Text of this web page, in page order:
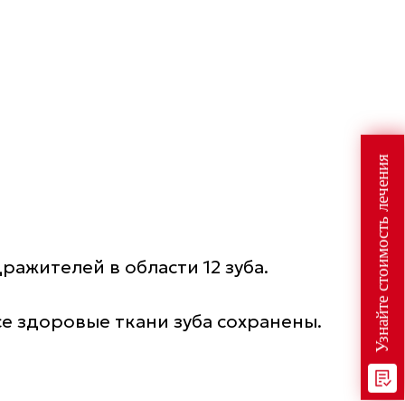
в области 12 зуба.
ткани зуба сохранены.
Узнайте стоимость лечения